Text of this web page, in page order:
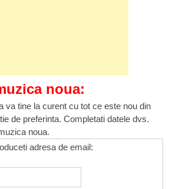
noua:
va tine la curent cu tot ce este nou din
de preferinta. Completati datele dvs.
noua.
adresa de email: